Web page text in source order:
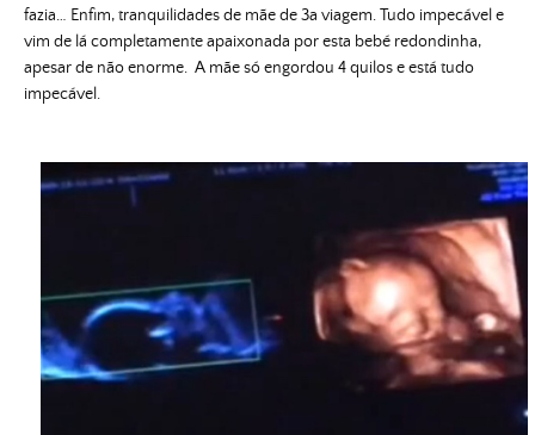
fazia… Enfim, tranquilidades de mãe de 3a viagem. Tudo impecável e
vim de lá completamente apaixonada por esta bebé redondinha,
apesar de não enorme. A mãe só engordou 4 quilos e está tudo
impecável.